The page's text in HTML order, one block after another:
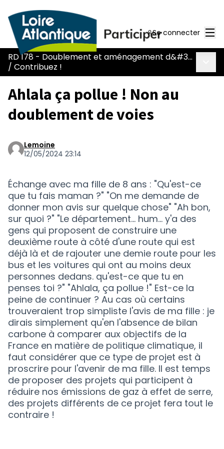
Se connecter
RD 178 - Doublement et aménagement d&#39;une voie réservée
/ Contribuez !
Ahlala ça pollue ! Non au
doublement de voies
Lemoine
12/05/2024 23:14
Échange avec ma fille de 8 ans : "Qu'est-ce
que tu fais maman ?" "On me demande de
donner mon avis sur quelque chose" "Ah bon,
sur quoi ?" "Le département... hum... y'a des
gens qui proposent de construire une
deuxième route à côté d'une route qui est
déjà là et de rajouter une demie route pour les
bus et les voitures qui ont au moins deux
personnes dedans. qu'est-ce que tu en
penses toi ?" "Ahlala, ça pollue !" Est-ce la
peine de continuer ? Au cas où certains
trouveraient trop simpliste l'avis de ma fille : je
dirais simplement qu'en l'absence de bilan
carbone à comparer aux objectifs de la
France en matière de politique climatique, il
faut considérer que ce type de projet est à
proscrire pour l'avenir de ma fille. Il est temps
de proposer des projets qui participent à
réduire nos émissions de gaz à effet de serre,
des projets différents de ce projet fera tout le
contraire !